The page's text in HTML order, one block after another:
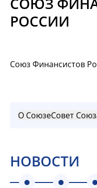
Материалы
РОССИИ
Союз Финансистов
О СоюзеСовет
НОВОСТИ